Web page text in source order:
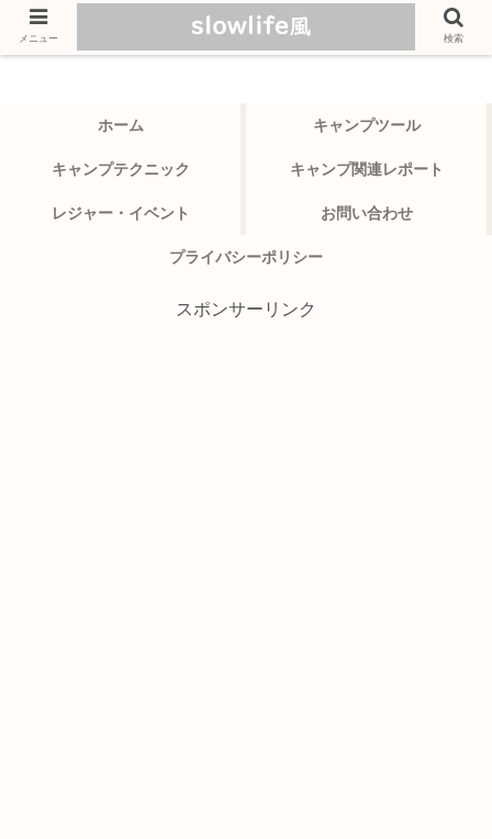
ホーム キャンプツール
キャンプテクニック キャンプ関連レポート
レジャー・イベント お問い合わせ
プライバシーポリシー
スポンサーリンク
メニュー 検索